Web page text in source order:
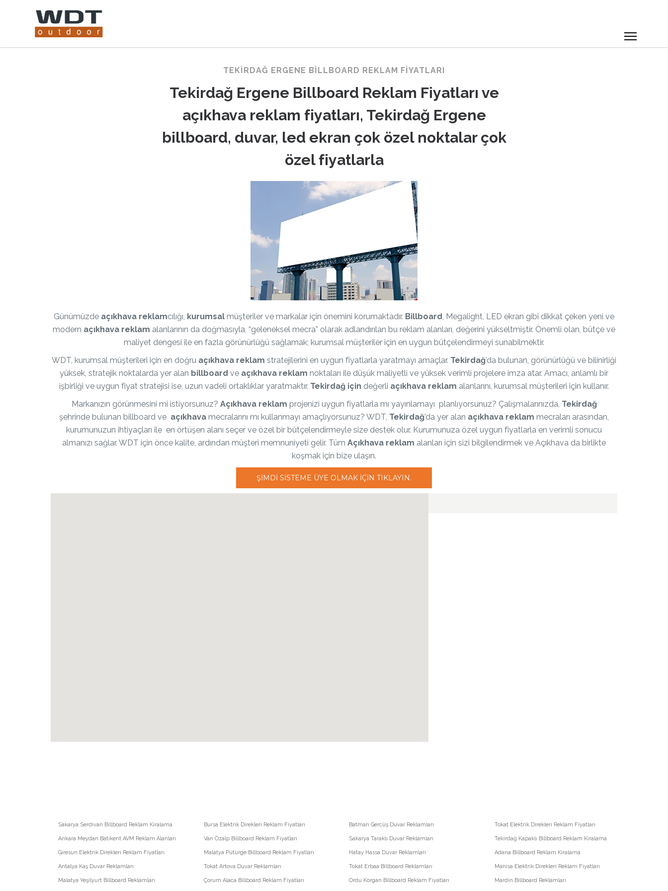
TEKIRDAĞ ERGENE BILLBOARD REKLAM FIYATLARI
Tekirdağ Ergene Billboard Reklam Fiyatları ve
açıkhava reklam fiyatları, Tekirdağ Ergene
billboard, duvar, led ekran çok özel noktalar çok
özel fiyatlarla
Günümüzde açıkhava reklamcılığı, kurumsal müşteriler ve markalar için önemini korumaktadır. Billboard, Megalight, LED ekran gibi dikkat çeken yeni ve
modern açıkhava reklam alanlarının da doğmasıyla, “geleneksel mecra” olarak adlandırılan bu reklam alanları, değerini yükseltmiştir. Önemli olan, bütçe ve
maliyet dengesi ile en fazla görünürlüğü sağlamak; kurumsal müşteriler için en uygun bütçelendirmeyi sunabilmektir.
WDT, kurumsal müşterileri için en doğru açıkhava reklam stratejilerini en uygun fiyatlarla yaratmayı amaçlar. Tekirdağ’da bulunan, görünürlüğü ve bilinirliği
yüksek, stratejik noktalarda yer alan billboard ve açıkhava reklam noktaları ile düşük maliyetli ve yüksek verimli projelere imza atar. Amacı, anlamlı bir
işbirliği ve uygun fiyat stratejisi ise, uzun vadeli ortaklıklar yaratmaktır. Tekirdağ için değerli açıkhava reklam alanlarını, kurumsal müşterileri için kullanır.
Markanızın görünmesini mi istiyorsunuz? Açıkhava reklam projenizi uygun fiyatlarla mı yayınlamayı planlıyorsunuz? Çalışmalarınızda, Tekirdağ
şehrinde bulunan billboard ve açıkhava mecralarını mı kullanmayı amaçlıyorsunuz? WDT, Tekirdağ’da yer alan açıkhava reklam mecraları arasından,
kurumunuzun ihtiyaçları ile en örtüşen alanı seçer ve özel bir bütçelendirmeyle size destek olur. Kurumunuza özel uygun fiyatlarla en verimli sonucu
almanızı sağlar. WDT için önce kalite, ardından müşteri memnuniyeti gelir. Tüm Açıkhava reklam alanları için sizi bilgilendirmek ve Açıkhava da birlikte
koşmak için bize ulaşın.
ŞIMDI SISTEME ÜYE OLMAK IÇIN TIKLAYIN.
Sakarya Serdivan Billboard Reklam Kiralama
Ankara Meydan Batıkent AVM Reklam Alanları
Giresun Elektrik Direkleri Reklam Fiyatları
Antalya Kaş Duvar Reklamları
Malatya Yeşilyurt Billboard Reklamları
Bursa Elektrik Direkleri Reklam Fiyatları
Van Özalp Billboard Reklam Fiyatları
Malatya Pütürge Billboard Reklam Fiyatları
Tokat Artova Duvar Reklamları
Çorum Alaca Billboard Reklam Fiyatları
Batman Gercüş Duvar Reklamları
Sakarya Taraklı Duvar Reklamları
Hatay Hassa Duvar Reklamları
Tokat Erbaa Billboard Reklamları
Ordu Korgan Billboard Reklam Fiyatları
Tokat Elektrik Direkleri Reklam Fiyatları
Tekirdağ Kapaklı Billboard Reklam Kiralama
Adana Billboard Reklam Kiralama
Manisa Elektrik Direkleri Reklam Fiyatları
Mardin Billboard Reklamları